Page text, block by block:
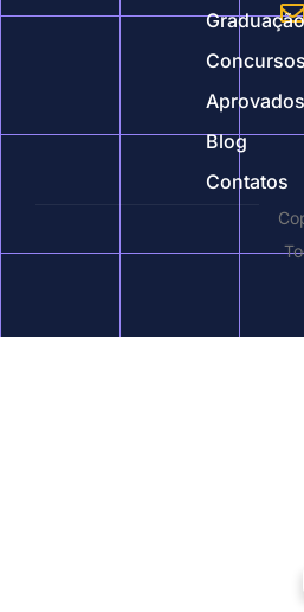
Concursos
Aprovados
Blog
Contatos